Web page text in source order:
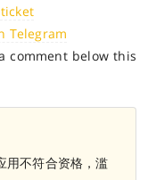
Telegram
comment below this
用不符合资格，滥